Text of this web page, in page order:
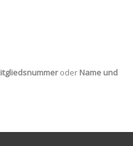
oder Name und